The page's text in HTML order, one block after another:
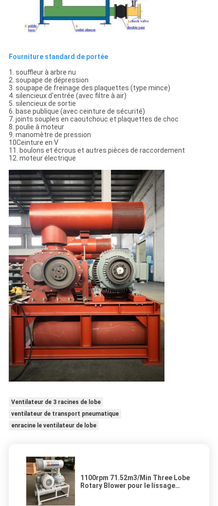
Fourniture standard de portée
1. souffleur à arbre nu
2. soupape de dépression
3. soupape de freinage des plaquettes (type mince)
4. silencieux d'entrée (avec filtre à air)
5. silencieux de sortie
6. base publique (avec ceinture de sécurité)
7. joints souples en caoutchouc et plaquettes de choc
8. poulie à moteur
9. manomètre de pression
10Ceinture en V
11. boulons et écrous et autres pièces de raccordement
12. moteur électrique
Ventilateur de 3 racines de lobe
ventilateur de transport pneumatique
enracine le ventilateur de lobe
1100rpm 71.52m3/Min Three Lobe
Rotary Blower pour le lissage